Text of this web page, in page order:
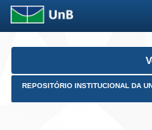
Skip
REPOSITÓRIO INSTITUCIONAL DA